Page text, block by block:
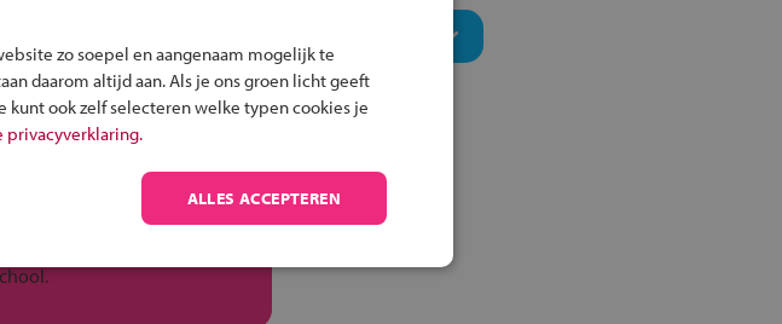
zo soepel en aangenaam mogelijk te
daarom altijd aan. Als je ons groen licht geeft
kunt ook zelf selecteren welke typen cookies je
privacyverklaring.
ALLES ACCEPTEREN